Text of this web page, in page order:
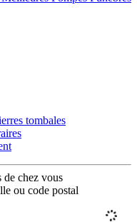
tombales
de chez vous
ou code postal